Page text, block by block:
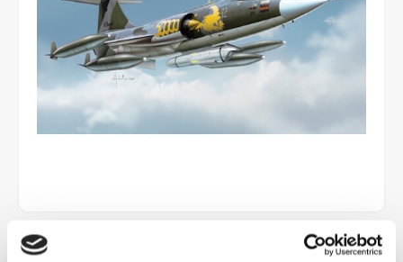
€19,99